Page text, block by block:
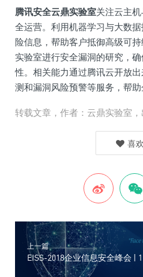
腾讯安全云鼎实验室关注云主
全运营。利用机器学习与大数
险信息，帮助客户抵御高级可
实验室进行安全漏洞的研究，
性。相关能力通过腾讯云开放
测和漏洞风险预警等服务，帮助
转载文章，作者：云鼎实验室，
喜欢
上一篇
EISS-2018企业信息安全峰会 |